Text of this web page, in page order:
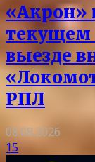
«Акрон»
текущем
выезде
РПЛ
08.08.2026
15